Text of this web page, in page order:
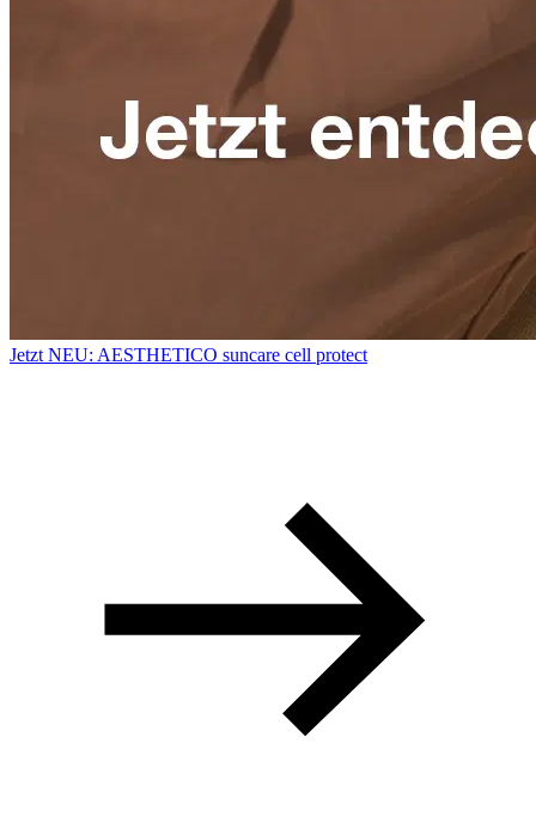
Jetzt NEU: AESTHETICO suncare cell protect